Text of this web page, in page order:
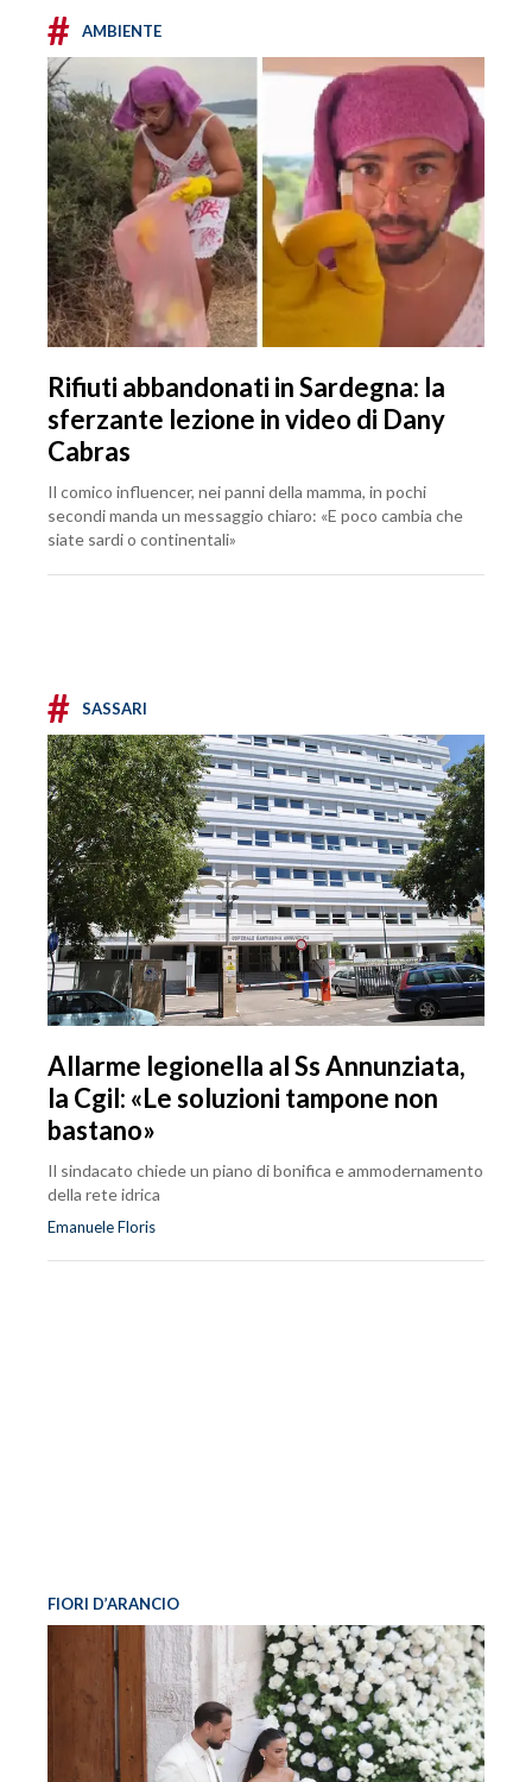
# AMBIENTE
Rifiuti abbandonati in Sardegna: la
sferzante lezione in video di Dany
Cabras
Il comico influencer, nei panni della mamma, in pochi
secondi manda un messaggio chiaro: «E poco cambia che
siate sardi o continentali»
# SASSARI
Allarme legionella al Ss Annunziata,
la Cgil: «Le soluzioni tampone non
bastano»
Il sindacato chiede un piano di bonifica e ammodernamento
della rete idrica
Emanuele Floris
FIORI D’ARANCIO